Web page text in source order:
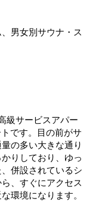
男女別サウナ・ス
級サービスアパー
です。目の前がサ
の多い大きな通り
りしており、ゆっ
併設されているシ
、すぐにアクセス
環境になります。